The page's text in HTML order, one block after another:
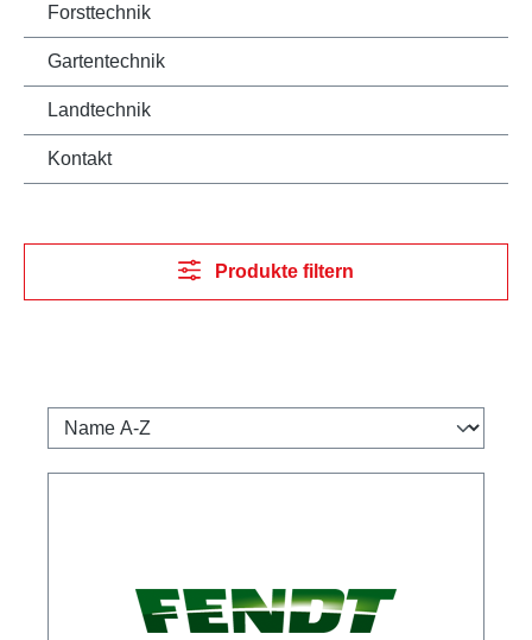
Forsttechnik
Gartentechnik
Landtechnik
Kontakt
Produkte filtern